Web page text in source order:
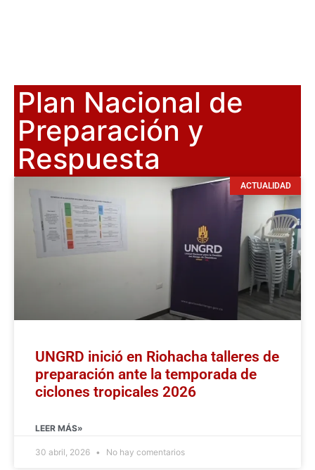
Plan Nacional de
Preparación y
Respuesta
ACTUALIDAD
UNGRD inició en Riohacha talleres de
preparación ante la temporada de
ciclones tropicales 2026
LEER MÁS»
30 abril, 2026 No hay comentarios